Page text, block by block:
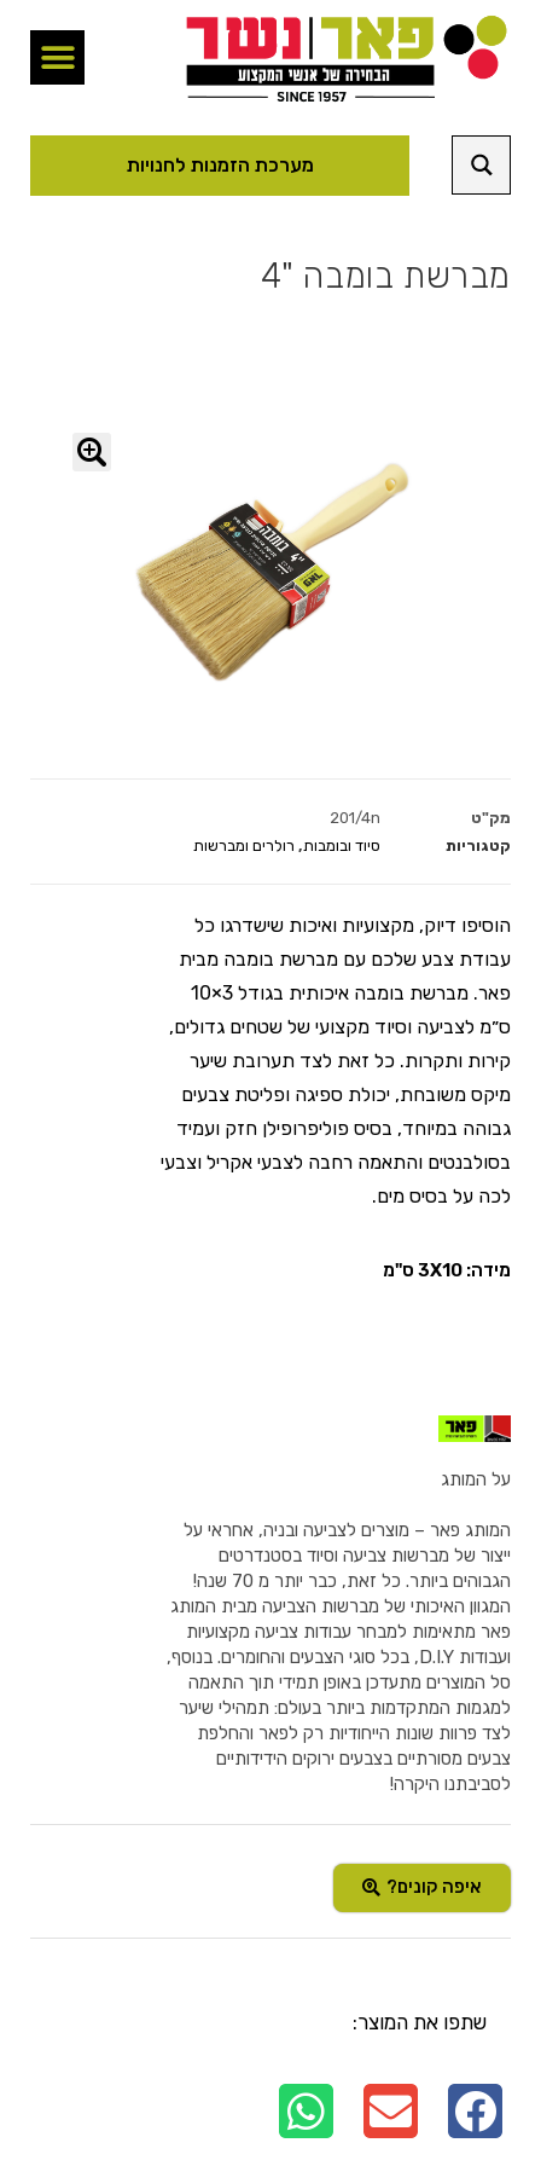
מערכת הזמנות לחנויות
מברשת בומבה "4
מק"ט
201/4n
קטגוריות
סיוד ובומבות, רולרים ומברשות
הוסיפו דיוק, מקצועיות ואיכות שישדרגו כל
עבודת צבע שלכם עם מברשת בומבה מבית
פאר. מברשת בומבה איכותית בגודל 3×10
ס״מ לצביעה וסיוד מקצועי של שטחים גדולים,
קירות ותקרות. כל זאת לצד תערובת שיער
מיקס משובחת, יכולת ספיגה ופליטת צבעים
גבוהה במיוחד, בסיס פוליפרופילן חזק ועמיד
בסולבנטים והתאמה רחבה לצבעי אקריל וצבעי
לכה על בסיס מים.
מידה: 3X10 ס"מ
על המותג
המותג פאר – מוצרים לצביעה ובניה, אחראי על
ייצור של מברשות צביעה וסיוד בסטנדרטים
הגבוהים ביותר. כל זאת, כבר יותר מ 70 שנה!
המגוון האיכותי של מברשות הצביעה מבית המותג
פאר מתאימות למבחר עבודות צביעה מקצועיות
ועבודות D.I.Y, בכל סוגי הצבעים והחומרים. בנוסף,
סל המוצרים מתעדכן באופן תמידי תוך התאמה
למגמות המתקדמות ביותר בעולם: תמהילי שיער
לצד פרוות שונות הייחודיות רק לפאר והחלפת
צבעים מסורתיים בצבעים ירוקים הידידותיים
לסביבתנו היקרה!
איפה קונים?
שתפו את המוצר: